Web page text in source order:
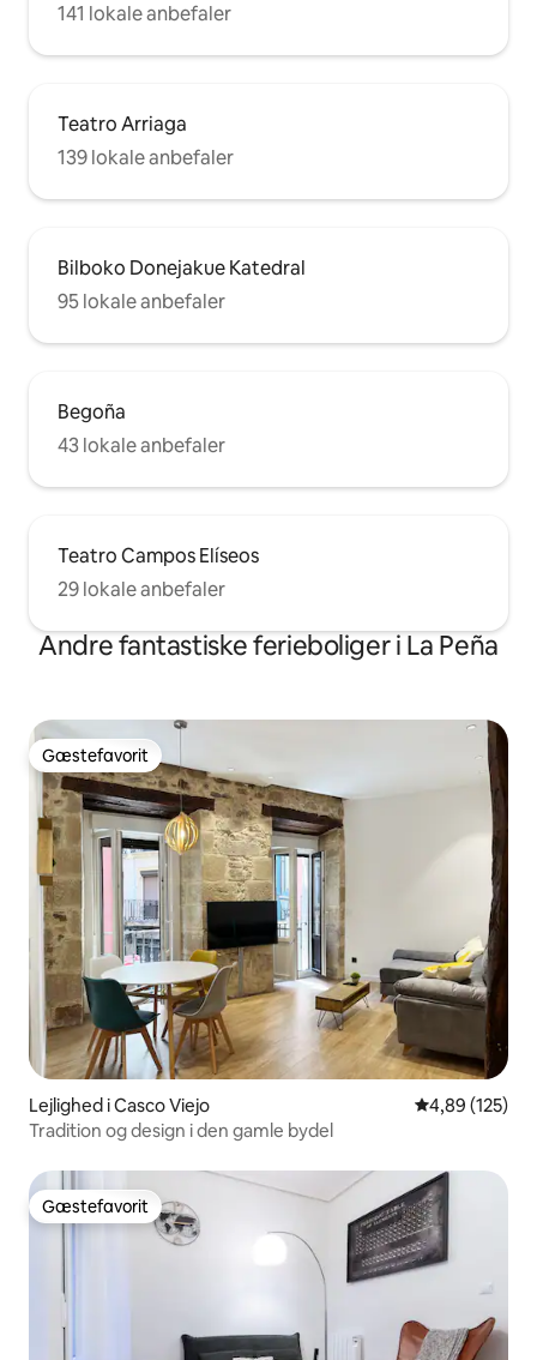
141 lokale anbefaler
Teatro Arriaga
139 lokale anbefaler
Bilboko Donejakue Katedral
95 lokale anbefaler
Begoña
43 lokale anbefaler
Teatro Campos Elíseos
29 lokale anbefaler
Andre fantastiske ferieboliger i La Peña
Gæstefavorit
Gæstefavorit
Lejlighed i Casco Viejo 4,89 ud af 5 i
4,89 (125)
Tradition og design i den gamle bydel
Gæstefavorit
Gæstefavorit